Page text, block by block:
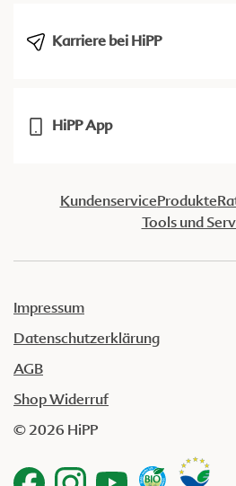
Karriere bei HiPP
HiPP App
KundenserviceProdukte
Tools und
Impressum
Datenschutzerklärung
AGB
Shop Widerruf
© 2026 HiPP